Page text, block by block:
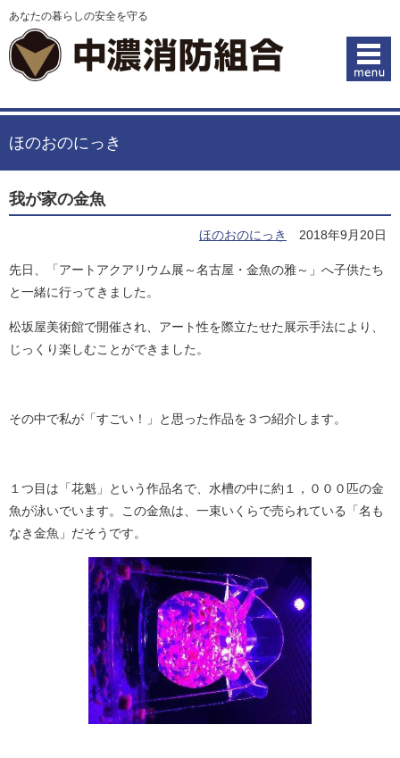
あなたの暮らしの安全を守る
ほのおのにっき
我が家の金魚
ほのおのにっき 2018年9月20日
先日、「アートアクアリウム展～名古屋・金魚の雅～」へ子供たち
と一緒に行ってきました。
松坂屋美術館で開催され、アート性を際立たせた展示手法により、
じっくり楽しむことができました。
その中で私が「すごい！」と思った作品を３つ紹介します。
１つ目は「花魁」という作品名で、水槽の中に約１，０００匹の金
魚が泳いでいます。この金魚は、一束いくらで売られている「名も
なき金魚」だそうです。